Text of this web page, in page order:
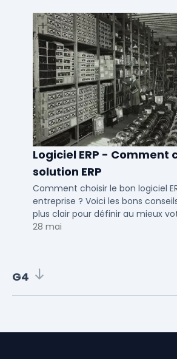
Logiciel ERP - Comment
solution ERP
Comment choisir le bon logiciel
entreprise ? Voici les bons
plus clair pour définir au mieux
28 mai
G4